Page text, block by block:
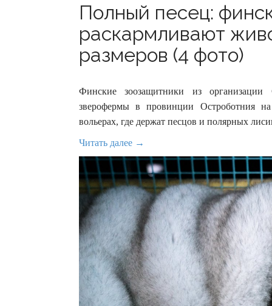
Полный песец:
раскармливают
размеров (4 фото)
Финские зоозащитники из
зверофермы в провинции Остроботния
вольерах, где держат песцов и полярных
Читать далее →